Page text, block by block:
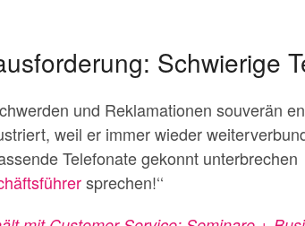
Schwierige
und Reklamationen souverän
weil er immer wieder
Telefonate gekonnt unterbrechen
sprechen!‘‘